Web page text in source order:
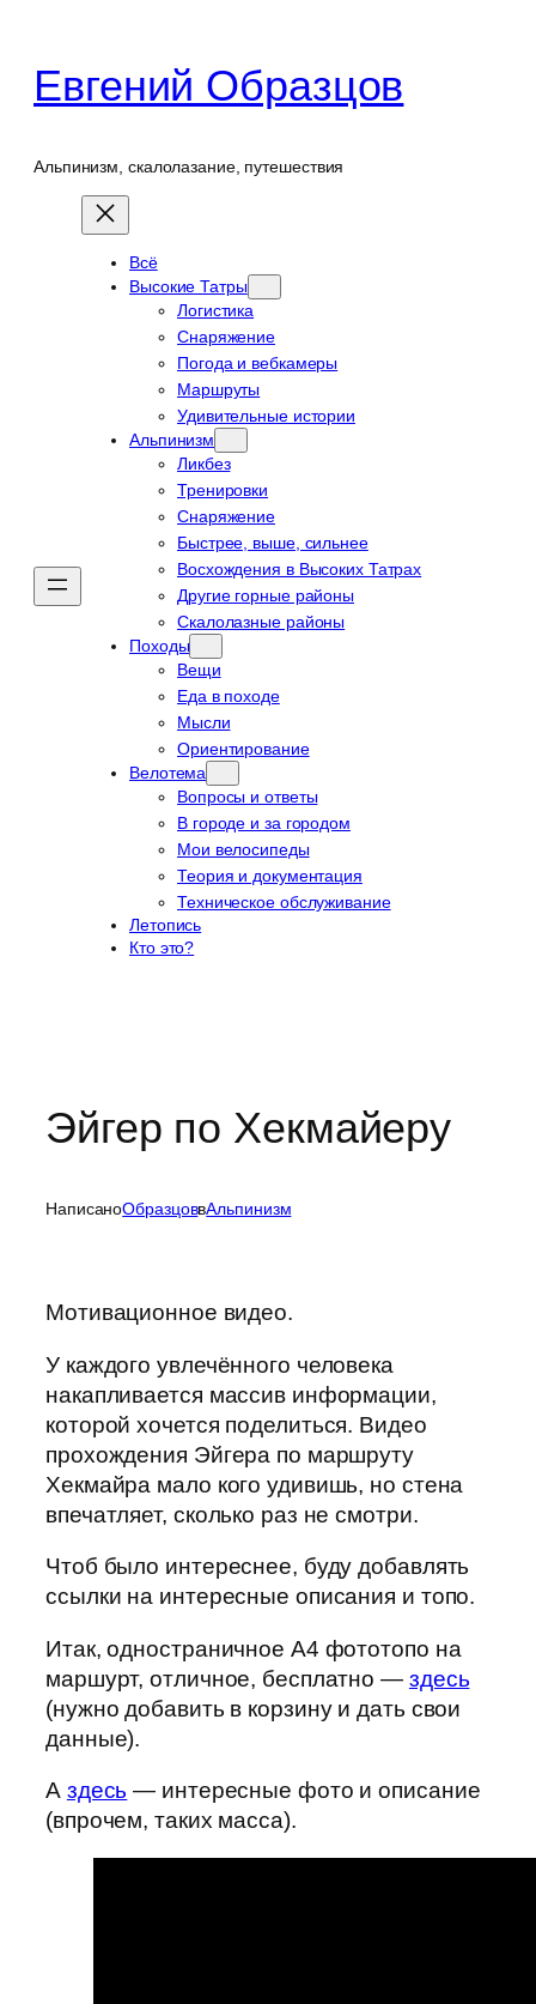
содержимому
Евгений Образцов
Альпинизм, скалолазание, путешествия
Всё
Высокие Татры
Логистика
Снаряжение
Погода и вебкамеры
Маршруты
Удивительные истории
Альпинизм
Ликбез
Тренировки
Снаряжение
Быстрее, выше, сильнее
Восхождения в Высоких Татрах
Другие горные районы
Скалолазные районы
Походы
Вещи
Еда в походе
Мысли
Ориентирование
Велотема
Вопросы и ответы
В городе и за городом
Мои велосипеды
Теория и документация
Техническое обслуживание
Летопись
Кто это?
Эйгер по Хекмайеру
НаписаноОбразцоввАльпинизм
Мотивационное видео.
У каждого увлечённого человека
накапливается массив информации,
которой хочется поделиться. Видео
прохождения Эйгера по маршруту
Хекмайра мало кого удивишь, но стена
впечатляет, сколько раз не смотри.
Чтоб было интереснее, буду добавлять
ссылки на интересные описания и топо.
Итак, одностраничное A4 фототопо на
маршурт, отличное, бесплатно — здесь
(нужно добавить в корзину и дать свои
данные).
А здесь — интересные фото и описание
(впрочем, таких масса).